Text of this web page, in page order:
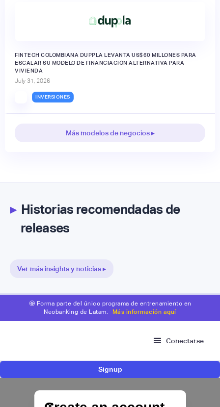
FINTECH COLOMBIANA DUPPLA LEVANTA US$60 MILLONES PARA
ESCALAR SU MODELO DE FINANCIACIÓN ALTERNATIVA PARA
VIVIENDA
July 31, 2026
INVERSIONES
Más modelos de negocios ▸
▸Historias recomendadas de
releases
Ver más insights y noticias ▸
🤩 Forma parte del único programa de entrenamiento en
Neobanking de Latam.
Más información aquí
Conectarse
Signup
IA para automatizar la gestión de tesorería de
las PYMEs